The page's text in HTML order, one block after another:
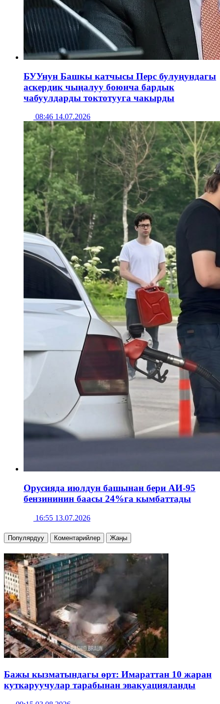
БУУнун Башкы катчысы Перс булуңундагы
аскердик чыңалуу боюнча бардык
чабуулдарды токтотууга чакырды
08:46 14.07.2026
Орусияда июлдун башынан бери АИ-95
бензининин баасы 24%га кымбаттады
16:55 13.07.2026
Популярдуу Коментарийлер Жаңы
Бажы кызматындагы өрт: Имараттан 10 жаран
куткаруучулар тарабынан эвакуацияланды